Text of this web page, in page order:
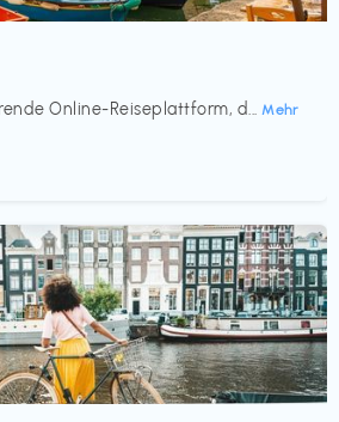
Online-Reiseplattform, d... Mehr